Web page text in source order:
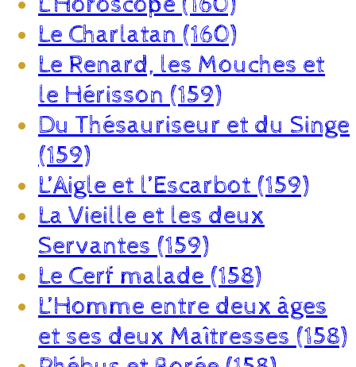
Le Charlatan (160)
Le Renard, les Mouches et
le Hérisson (159)
Du Thésauriseur et du Singe
(159)
L’Aigle et l’Escarbot (159)
La Vieille et les deux
Servantes (159)
Le Cerf malade (158)
L’Homme entre deux âges
et ses deux Maîtresses (158)